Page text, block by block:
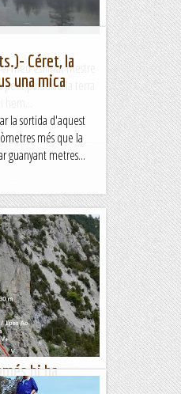
meu estimat mestre
paradís a la terra
Céret, la
una mica
la sortida d'aquest
més que la
guanyant metres...
hi ha